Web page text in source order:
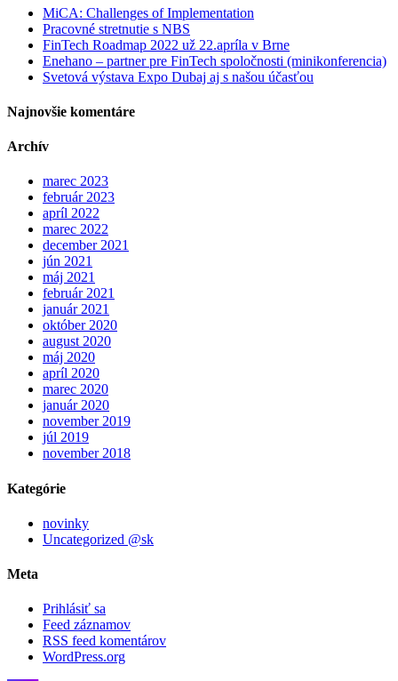
MiCA: Challenges of Implementation
Pracovné stretnutie s NBS
FinTech Roadmap 2022 už 22.apríla v Brne
Enehano – partner pre FinTech spoločnosti (minikonferencia)
Svetová výstava Expo Dubaj aj s našou účasťou
Najnovšie komentáre
Archív
marec 2023
február 2023
apríl 2022
marec 2022
december 2021
jún 2021
máj 2021
február 2021
január 2021
október 2020
august 2020
máj 2020
apríl 2020
marec 2020
január 2020
november 2019
júl 2019
november 2018
Kategórie
novinky
Uncategorized @sk
Meta
Prihlásiť sa
Feed záznamov
RSS feed komentárov
WordPress.org